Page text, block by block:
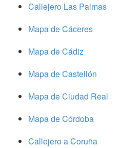
Callejero Las Palmas
Mapa de Cáceres
Mapa de Cádiz
Mapa de Castellón
Mapa de Ciudad Real
Mapa de Córdoba
Callejero a Coruña